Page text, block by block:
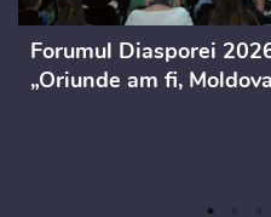
Forumul Diasporei
„Oriunde am fi,